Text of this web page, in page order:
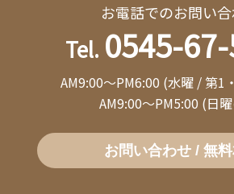
お電話でのお問い
Tel. 0545-
AM9:00～PM6:00 (水曜 / 第1
AM9:00～PM5:00 (日
お問い合わせ / 無